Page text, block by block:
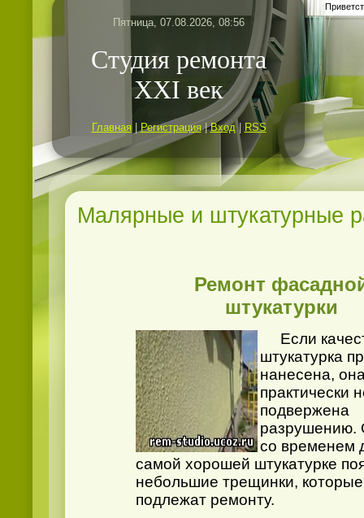
Пятница, 07.08.2026, 08:56
Студия ремонта
ХХI век
Главная Регистрация|Вход| RSS
Малярные и штукатурные
Ремонт
штукатурки
Если
штукатурка
нанесена,
практически
подвержена
разрушению.
со временем
самой хорошей штукатурке
небольшие трещинки, которые
подлежат ремонту.